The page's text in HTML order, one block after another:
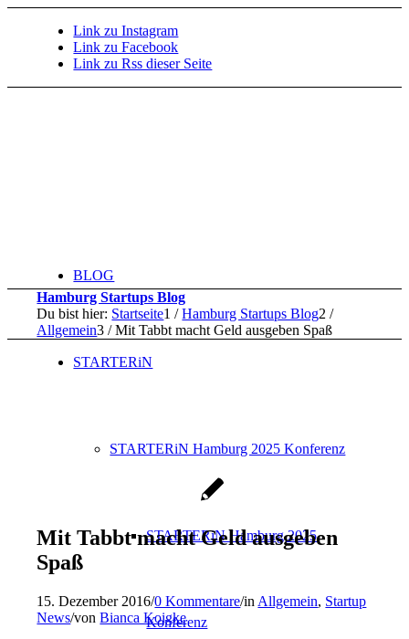
Link zu Instagram
Link zu Facebook
Link zu Rss dieser Seite
BLOG
STARTERiN
STARTERiN Hamburg 2025 Konferenz
STARTERiN Hamburg 2025
Konferenz
Hamburg Startups Blog
Du bist hier: Startseite1 / Hamburg Startups Blog2 /
Allgemein3 / Mit Tabbt macht Geld ausgeben Spaß
Mit Tabbt macht Geld ausgeben
Spaß
15. Dezember 2016/0 Kommentare/in Allgemein, Startup
News/vonBianca Koigke